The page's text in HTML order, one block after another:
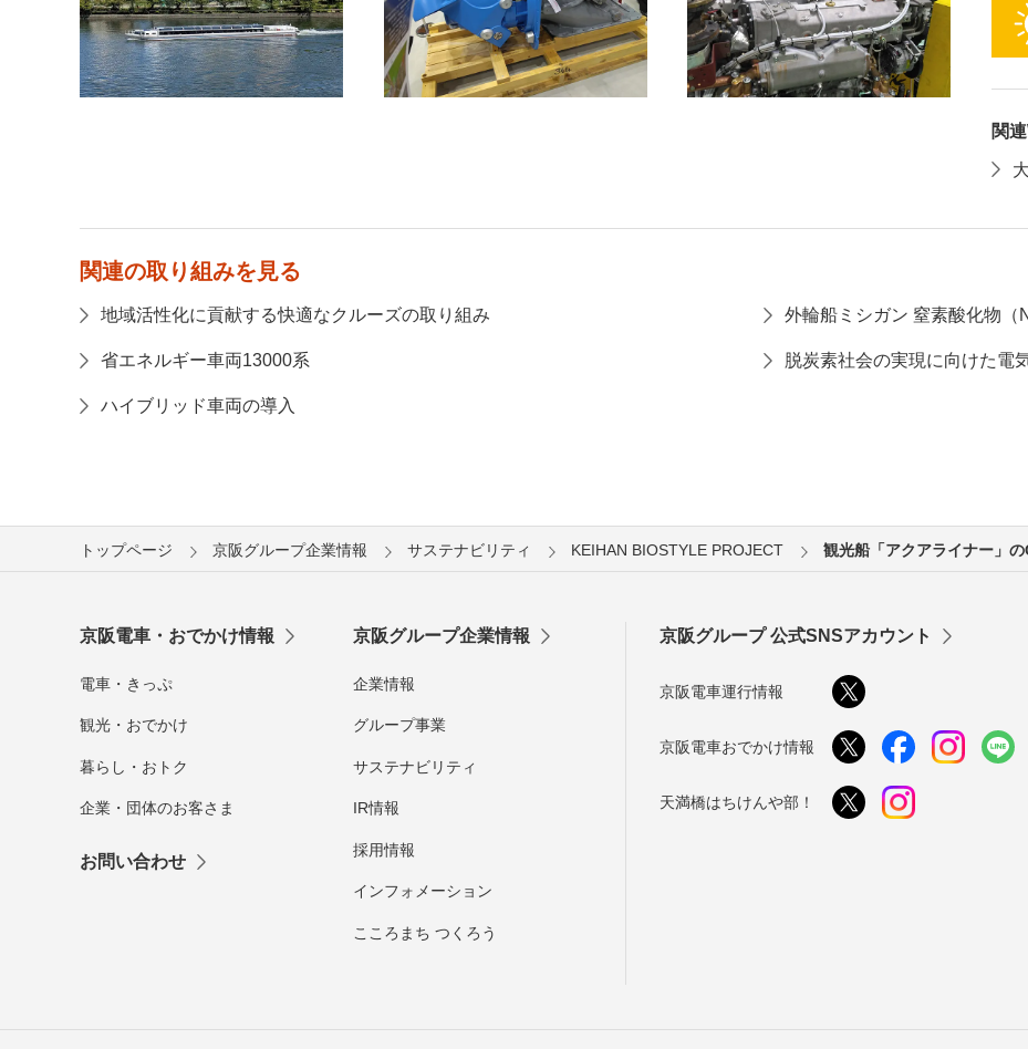
関
関連の取り組みを見る
地域活性化に貢献する快適なクルーズの取り組み 外輪船ミシガン 窒素酸化物
省エネルギー車両13000系 脱炭素社会の実現に向けた電
ハイブリッド車両の導入
トップページ 京阪グループ企業情報 サステナビリティ KEIHAN BIOSTYLE PROJECT 観光船「アクアライナー」の
京阪電車・おでかけ情報
電車・きっぷ
観光・おでかけ
暮らし・おトク
企業・団体のお客さま
京阪グループ企業情報
企業情報
グループ事業
サステナビリティ
IR情報
採用情報
インフォメーション
こころまち つくろう
お問い合わせ
京阪グループ 公式SNSアカウント
京阪電車運行情報
京阪電車おでかけ情報
天満橋はちけんや部！